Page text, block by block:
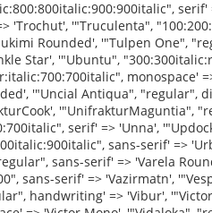
sans-serif' => 'Urbanist', '"VT323", "regular", monospace' => 'VT323', '"Vampiro One", "regular", display' => 'Vampiro One', '"Varela", "regular", sans-serif' => 'Varela', '"Varela Round", "regular", sans-serif' => 'Varela Round', '"Varta", "300:regular:500:600:700", sans-serif' => 'Varta', '"Vast Shadow", "regular", serif' => 'Vast Shadow', '"Vazirmatn", "100:200:300:regular:500:600:700:800:900", sans-serif' => 'Vazirmatn', '"Vesper Libre", "regular:500:700:900", serif' => 'Vesper Libre', '"Viaoda